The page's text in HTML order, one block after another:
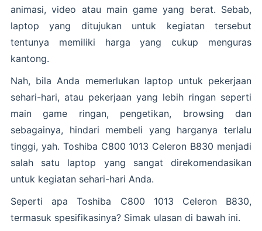
animasi, video atau main game yang berat. Sebab,
laptop yang ditujukan untuk kegiatan tersebut
tentunya memiliki harga yang cukup menguras
kantong.
Nah, bila Anda memerlukan laptop untuk pekerjaan
sehari-hari, atau pekerjaan yang lebih ringan seperti
main game ringan, pengetikan, browsing dan
sebagainya, hindari membeli yang harganya terlalu
tinggi, yah. Toshiba C800 1013 Celeron B830 menjadi
salah satu laptop yang sangat direkomendasikan
untuk kegiatan sehari-hari Anda.
Seperti apa Toshiba C800 1013 Celeron B830,
termasuk spesifikasinya? Simak ulasan di bawah ini.